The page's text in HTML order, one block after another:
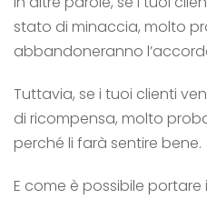
stato di minaccia, molto
abbandoneranno
Tuttavia, se i tuoi clienti
di ricompensa, molto
perché li farà sentire bene.
E come è possibile